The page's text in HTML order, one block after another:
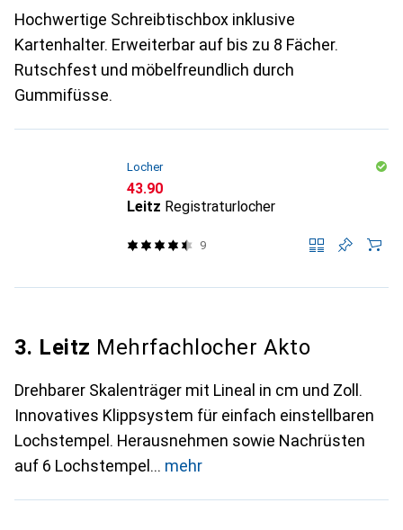
Hochwertige Schreibtischbox inklusive
Kartenhalter. Erweiterbar auf bis zu 8 Fächer.
Rutschfest und möbelfreundlich durch
Gummifüsse.
Locher
CHF
43.90
Leitz Registraturlocher
9
3. Leitz Mehrfachlocher Akto
Drehbarer Skalenträger mit Lineal in cm und Zoll.
Innovatives Klippsystem für einfach einstellbaren
Lochstempel. Herausnehmen sowie Nachrüsten
auf 6 Lochstempel
mehr